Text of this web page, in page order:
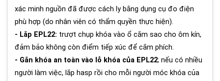
xác minh nguồn đã được cách ly bằng dụng cụ đo điện
phù hợp (do nhân viên có thẩm quyền thực hiện).
- Lắp EPL22: trượt chụp khóa vào ổ cắm sao cho ôm kín,
đảm bảo không còn điểm tiếp xúc để cắm phích.
- Gắn khóa an toàn vào lỗ khóa của EPL22; nếu có nhiều
người làm việc, lắp hasp rồi cho mỗi người móc khóa của